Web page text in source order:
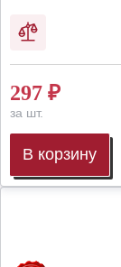
297 ₽
за шт.
В корзину